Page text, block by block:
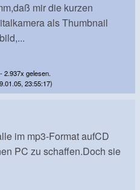
mir die kurzen
als Thumbnail
2.937x gelesen.
23:55:17)
im mp3-Format aufCD
PC zu schaffen.Doch sie